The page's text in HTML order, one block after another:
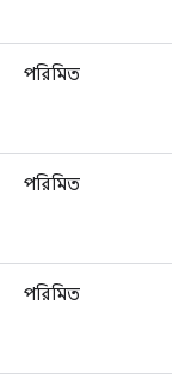
পরিমিত
পরিমিত
পরিমিত